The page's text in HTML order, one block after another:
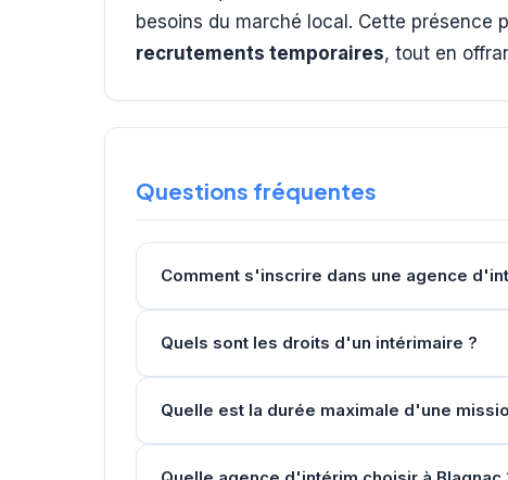
besoins du marché local. Cette présence
recrutements temporaires, tout en
Questions fréquentes
Comment s'inscrire dans une agence
Quels sont les droits d'un intérimaire ?
Quelle est la durée maximale d'une